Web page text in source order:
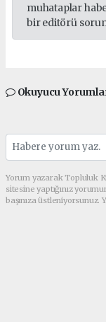
muhataplar
bir editörü
Okuyucu
Yorum yazarak Topluluk
sitesine yaptığınız
başınıza